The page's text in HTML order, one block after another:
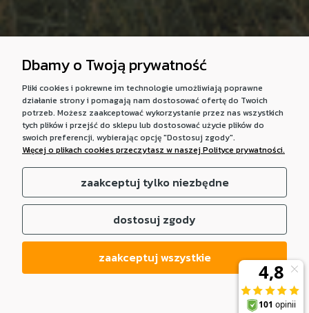
Dbamy o Twoją prywatność
Pliki cookies i pokrewne im technologie umożliwiają poprawne
działanie strony i pomagają nam dostosować ofertę do Twoich
potrzeb. Możesz zaakceptować wykorzystanie przez nas wszystkich
tych plików i przejść do sklepu lub dostosować użycie plików do
swoich preferencji, wybierając opcję "Dostosuj zgody".
Więcej o plikach cookies przeczytasz w naszej Polityce prywatności.
zaakceptuj tylko niezbędne
dostosuj zgody
zaakceptuj wszystkie